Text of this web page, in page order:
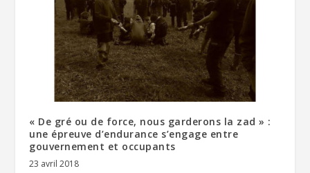
« De gré ou de force, nous garderons la zad » :
une épreuve d’endurance s’engage entre
gouvernement et occupants
23 avril 2018